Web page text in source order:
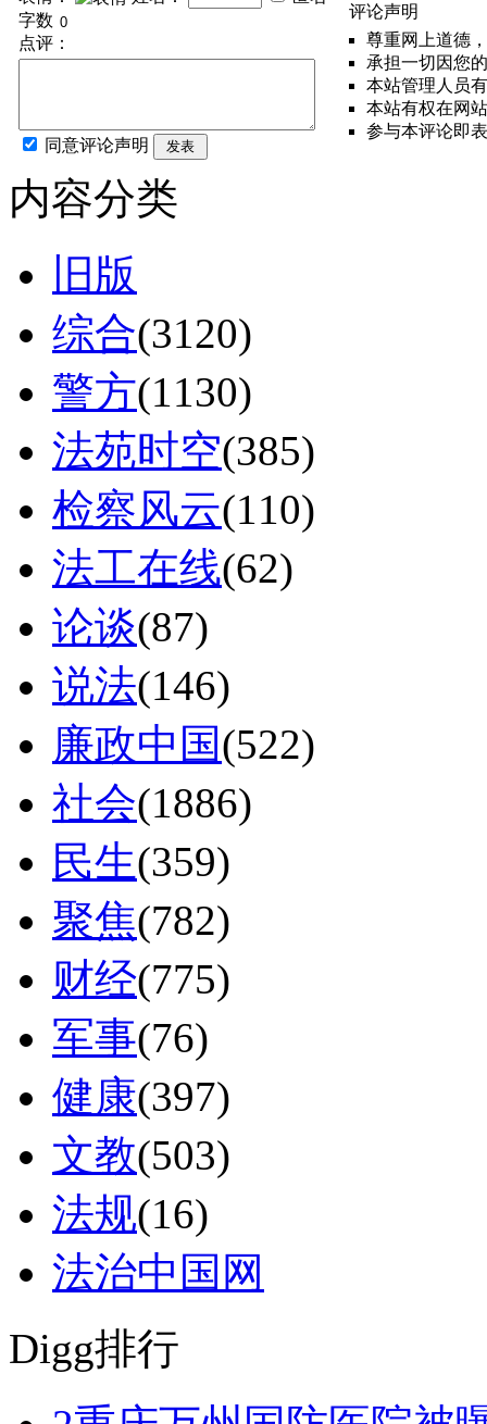
字数
点评：
同意评论声明 发表
评论声明
尊重网上道德
承担一切因您
本站管理人员
本站有权在网
参与本评论即
内容分类
旧版
综合(3120)
警方(1130)
法苑时空(385)
检察风云(110)
法工在线(62)
论谈(87)
说法(146)
廉政中国(522)
社会(1886)
民生(359)
聚焦(782)
财经(775)
军事(76)
健康(397)
文教(503)
法规(16)
法治中国网
Digg排行